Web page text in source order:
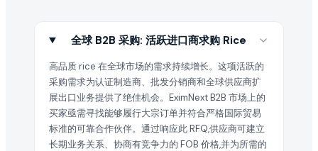
全球 B2B 采购: 活跃进口商求购 Rice
高品质 rice 在全球市场的需求持续增长。这项活跃的
采购需求为认证制造商、批发分销商和全球供应商扩
展出口业务提供了绝佳机会。EximNext B2B 市场上的
买家亟需寻找能够履行大宗订单并符合严格国际贸易
标准的可靠合作伙伴。通过响应此 RFQ,供应商可建立
长期业务关系、协商有竞争力的 FOB 价格,并为所需的